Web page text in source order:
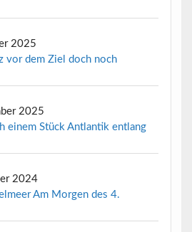
2025
vor dem Ziel doch noch
2025
einem Stück Antlantik entlang
2024
Am Morgen des 4.